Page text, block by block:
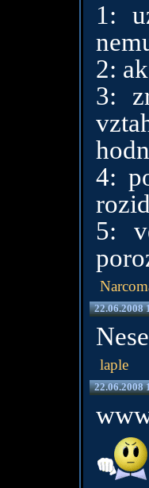
1:
2:
3:
4:
5:
22.06.2008
laple
22.06.2008